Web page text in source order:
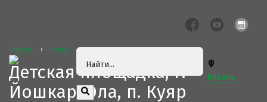
Казань
Главная › Кейсы
Детская площадка, г.
Йошкар-Ола, п. Куяр